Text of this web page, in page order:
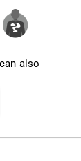
also